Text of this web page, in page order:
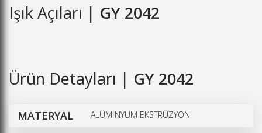
Işık Açıları | GY 2042
Ürün Detayları | GY 2042
MATERYAL ALÜMİNYUM EKSTRÜZYON